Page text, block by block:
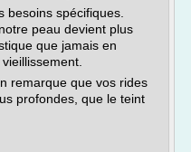
besoins spécifiques.
peau devient plus
que jamais en
remarque que vos rides
profondes, que le teint